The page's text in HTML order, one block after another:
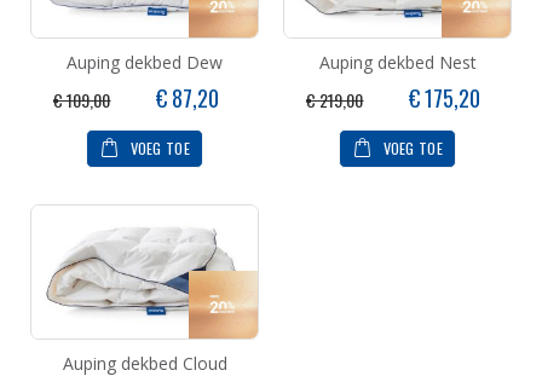
Auping dekbed Dew
€ 109,00
Speciale
prijs
€ 87,20
VOEG TOE
Auping dekbed Nest
€ 219,00
Speciale
prijs
€ 175,20
VOEG TOE
Auping dekbed Cloud